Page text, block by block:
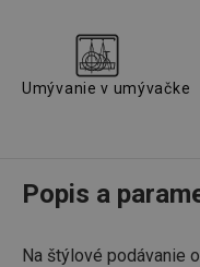
Umývanie v umývačke
Popis a
Na štýlové podávanie